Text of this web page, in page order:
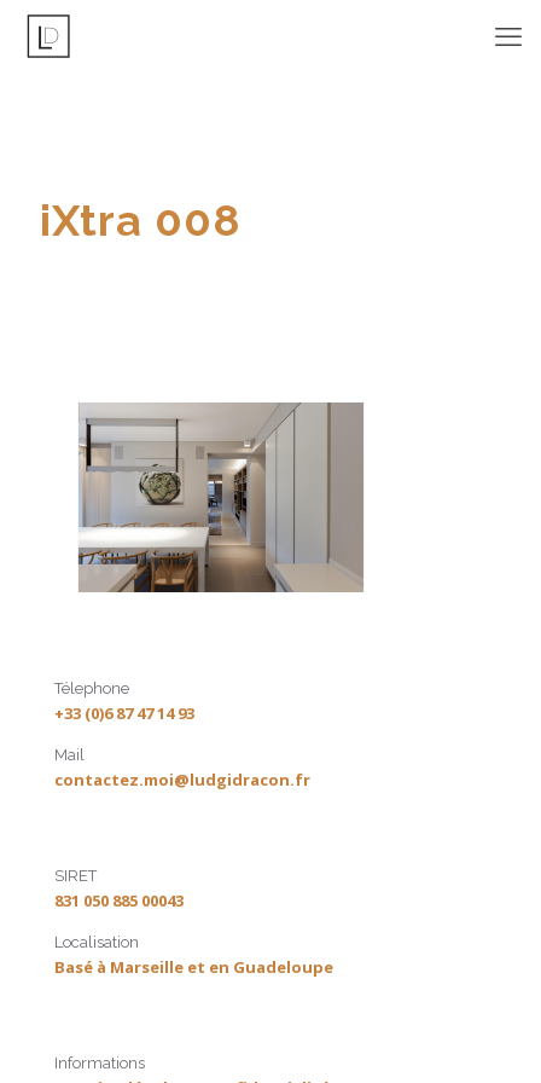
iXtra 008
Télephone
+33 (0)6 87 47 14 93
Mail
contactez.moi@ludgidracon.fr
SIRET
831 050 885 00043
Localisation
Basé à Marseille et en Guadeloupe
Informations